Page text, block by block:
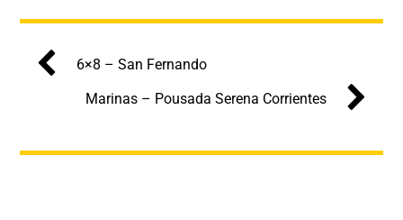
6×8 – San Fernando
Marinas – Pousada Serena Corrientes